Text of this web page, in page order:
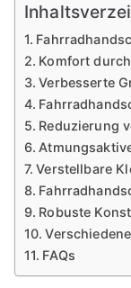
Komfort
Verbesserte
Reduzierung
Verstellbare
Robuste
FAQs